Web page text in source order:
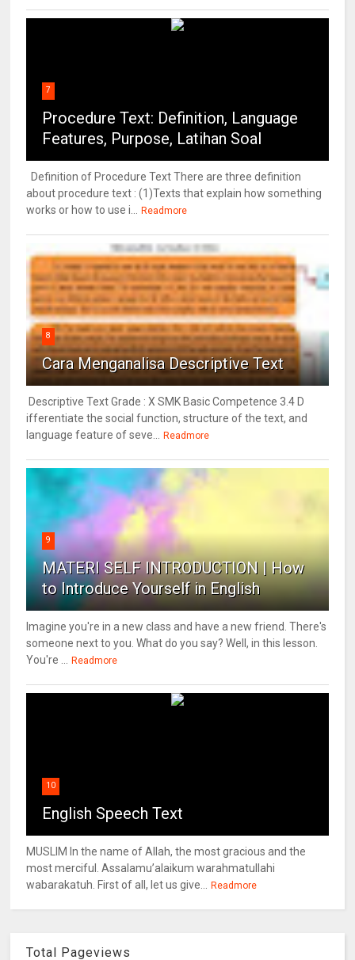
7
Procedure Text: Definition, Language
Features, Purpose, Latihan Soal
Definition of Procedure Text There are three definition
about procedure text : (1)Texts that explain how something
works or how to use i... Readmore
8
Cara Menganalisa Descriptive Text
Descriptive Text Grade : X SMK Basic Competence 3.4 D
ifferentiate the social function, structure of the text, and
language feature of seve... Readmore
9
MATERI SELF INTRODUCTION | How
to Introduce Yourself in English
Imagine you're in a new class and have a new friend. There's
someone next to you. What do you say? Well, in this lesson.
You're ... Readmore
10
English Speech Text
MUSLIM In the name of Allah, the most gracious and the
most merciful. Assalamu’alaikum warahmatullahi
wabarakatuh. First of all, let us give... Readmore
Total Pageviews